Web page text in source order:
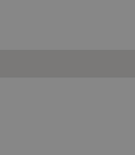
zda prohlížeč
a